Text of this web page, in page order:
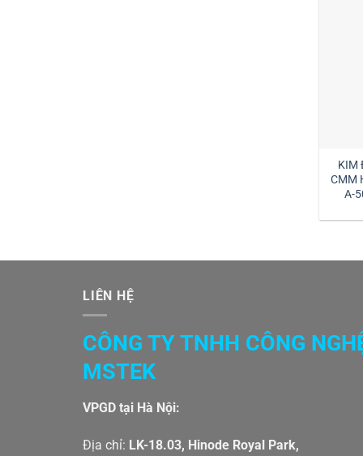
KIM
CMM
A-
LIÊN HỆ
CÔNG TY TNHH CÔNG
MSTEK
VPGD tại Hà Nội:
Địa chỉ: LK-18.03, Hinode Royal